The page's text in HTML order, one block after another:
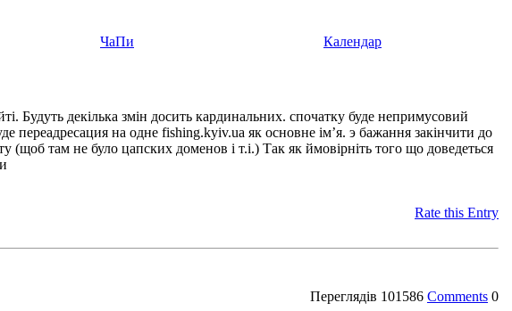
ЧаПи Календар
Будуть декілька змін досить кардинальних. спочатку буде непримусовий
на одне fishing.kyiv.ua як основне імʼя. э бажання закінчити до
там не було цапских доменов і т.і.) Так як ймовірніть того що доведеться
Rate this Entry
Переглядів 101586 Comments 0